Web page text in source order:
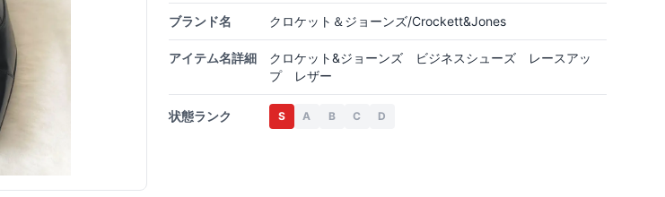
ブランド名 クロケット＆ジョーンズ/Crockett&Jones
アイテム名詳細
クロケット&ジョーンズ ビジネスシューズ レースアッ
プ レザー
状態ランク S A B C D